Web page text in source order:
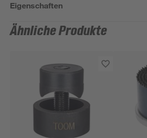
Eigenschaften
Ähnliche Produkte